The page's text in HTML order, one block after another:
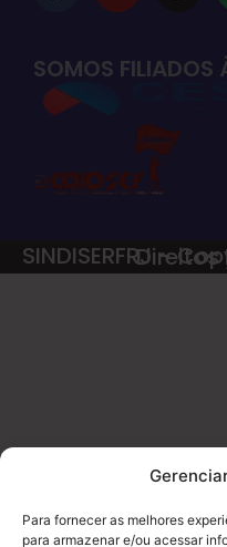
Para fornecer as melhores
para armazenar e/ou acessar
SOMOS FILIADOS
SINDISERFRJ -